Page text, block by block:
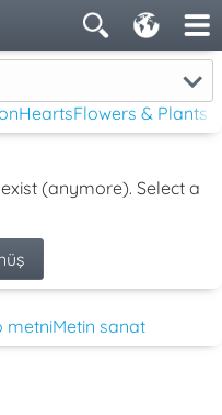
HeartsFlowers & Plants
(anymore). Select a
metniMetin sanat